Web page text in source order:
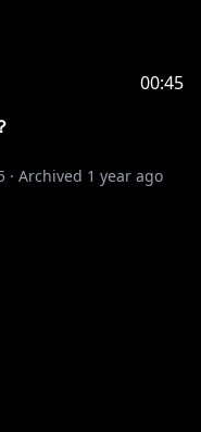
00:45
· Archived 1 year ago